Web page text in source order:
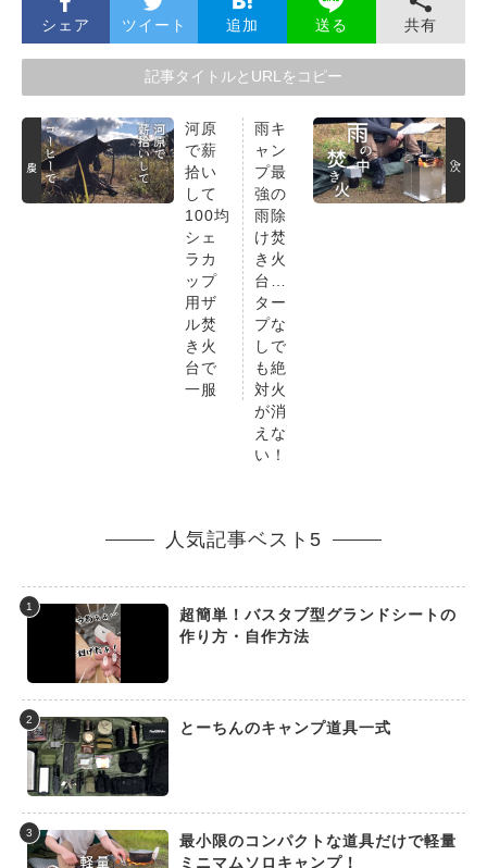
シェア ツイート 追加 送る 共有
記事タイトルとURLをコピー
河原
で薪
拾い
して
100均
シェ
ラカ
ップ
用ザ
ル焚
き火
台で
一服
戻る
雨キ
ャン
プ最
強の
雨除
け焚
き火
台…
ター
プな
しで
も絶
対火
が消
えな
い！
次へ
人気記事ベスト5
超簡単！バスタブ型グランドシートの
作り方・自作方法
1
とーちんのキャンプ道具一式
2
最小限のコンパクトな道具だけで軽量
ミニマムソロキャンプ！
3